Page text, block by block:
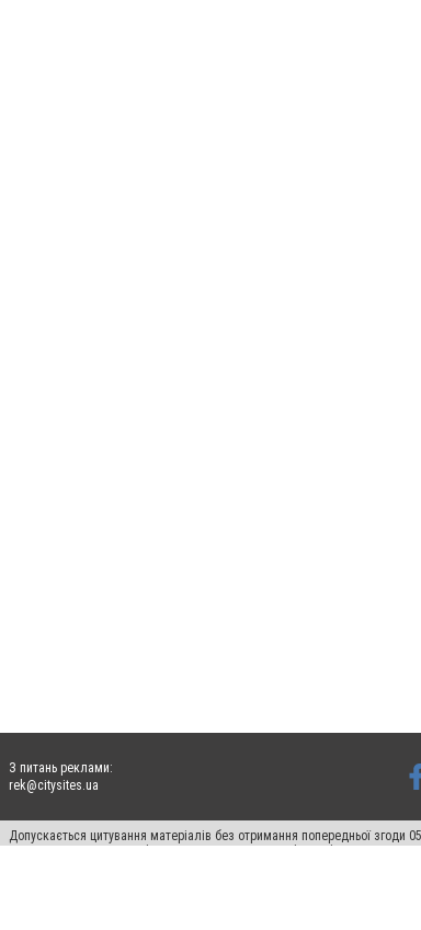
З питань реклами:
rek@citysites.ua
Допускається цитування матеріалів без отримання попередньої
для пошукових систем гіперпосилання на цитовані статті не нижче